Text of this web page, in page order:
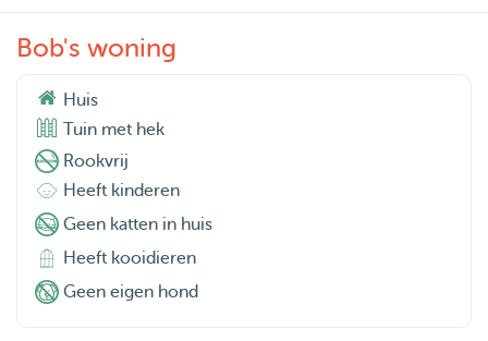
Bob's woning
Huis
Tuin met hek
Rookvrij
Heeft kinderen
Geen katten in huis
Heeft kooidieren
Geen eigen hond